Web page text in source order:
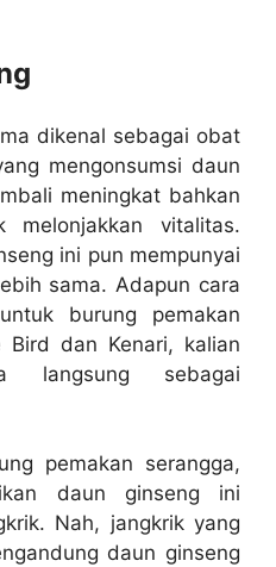
dikenal sebagai obat
mengonsumsi daun
meningkat bahkan
vitalitas.
ini pun mempunyai
sama. Adapun cara
burung pemakan
dan Kenari, kalian
langsung sebagai
pemakan serangga,
daun ginseng ini
Nah, jangkrik yang
daun ginseng